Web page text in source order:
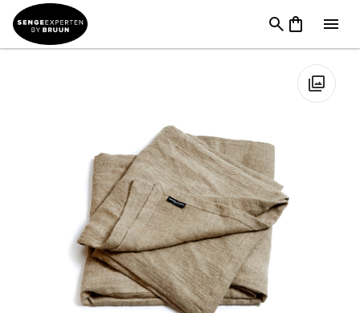
Til Soveværelset
Sengetæpper &
Plaid → Lovely Linen | Rustic Sengetæppe | Natural Beige
🔍